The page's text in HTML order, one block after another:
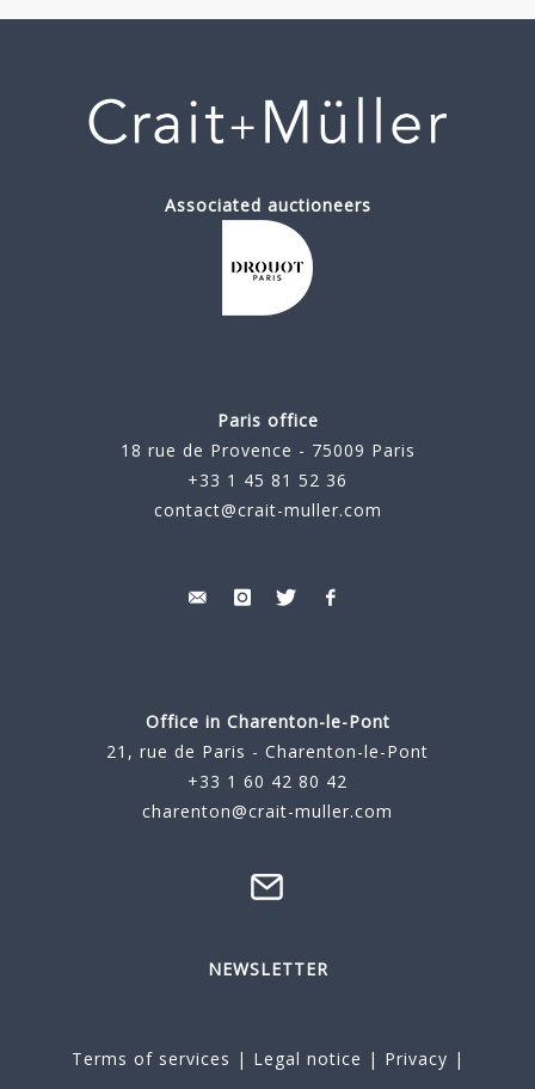
Associated auctioneers
Paris office
18 rue de Provence - 75009 Paris
+33 1 45 81 52 36
contact@crait-muller.com
Office in Charenton-le-Pont
21, rue de Paris - Charenton-le-Pont
+33 1 60 42 80 42
charenton@crait-muller.com
NEWSLETTER
Terms of services | Legal notice | Privacy |